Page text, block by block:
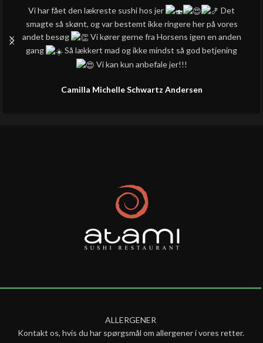
Vi har fået den lækreste sushi hos jer
Det
smagte så skønt, og var bestemt ikke ringere her på vores
andet besøg
Vi kører gerne fra Horsens igen en anden
gang
Så lækkert mad og ikke mindst så god betjening
Vi kan kun anbefale jer!!!
Camilla Michelle Schwartz Andersen
ALLERGENER
Kontakt os, hvis du har spørgsmål om allergener i vores retter.